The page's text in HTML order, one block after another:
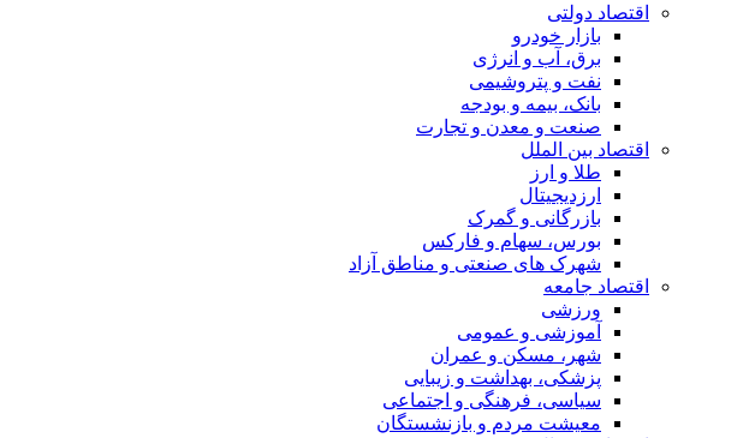
اقتصاد دولتی
بازار خودرو
برق، آب و انرژی
نفت و پتروشیمی
بانک، بیمه و بودجه
صنعت و معدن و تجارت
اقتصاد بین الملل
طلا و ارز
ارزدیجیتال
بازرگانی و گمرک
بورس، سهام و فارکس
شهرک های صنعتی و مناطق آزاد
اقتصاد جامعه
ورزشی
آموزشی و عمومی
شهر، مسکن و عمران
پزشکی، بهداشت و زیبایی
سیاسی، فرهنگی و اجتماعی
معیشت مردم و بازنشستگان